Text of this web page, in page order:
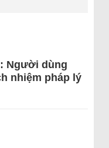
Người dùng
nhiệm pháp lý